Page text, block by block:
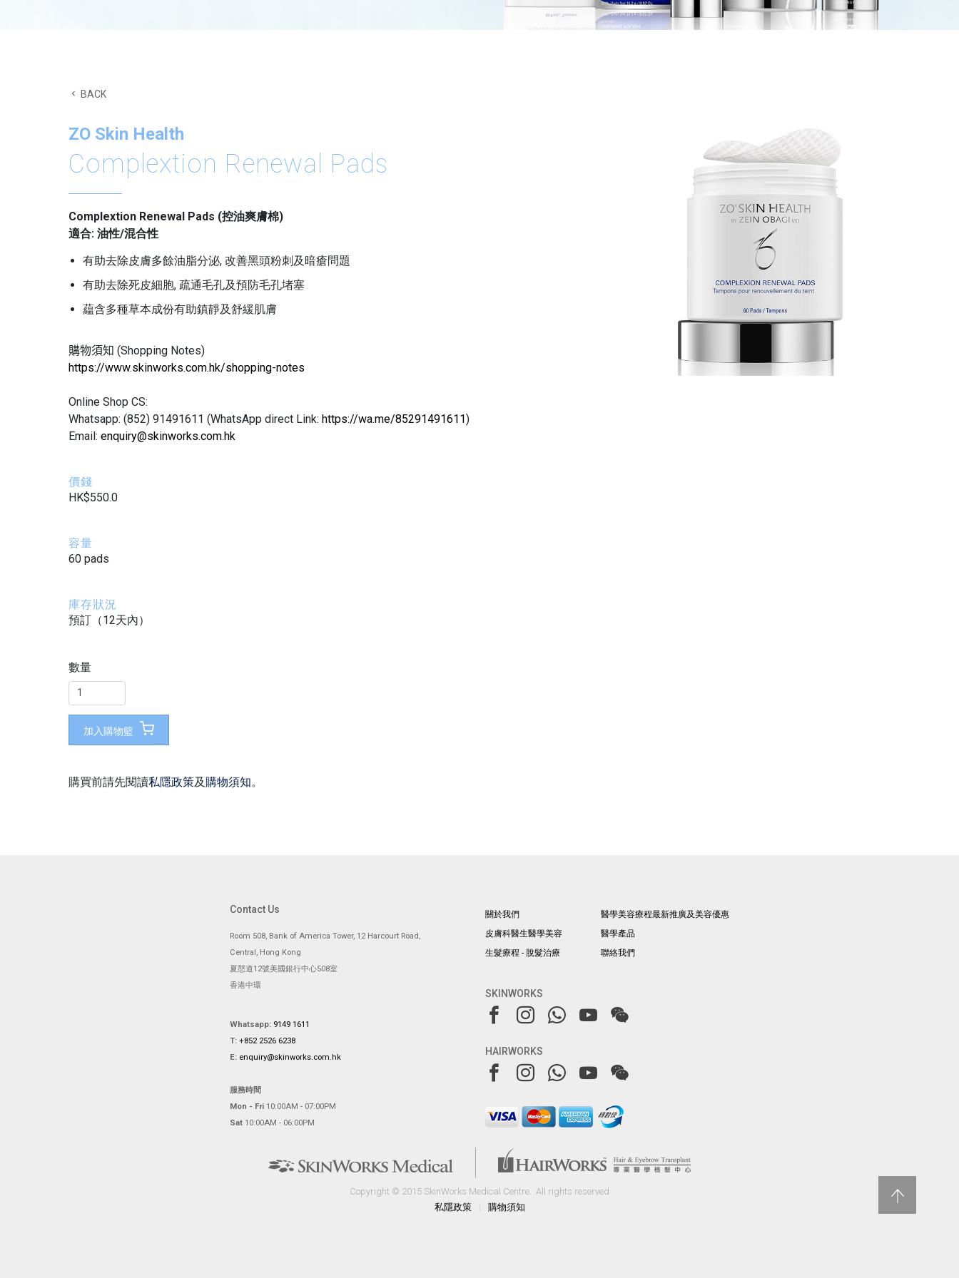
BACK
ZO Skin Health
Complextion Renewal Pads
Complextion Renewal Pads (控油爽膚棉)
適合: 油性/混合性
有助去除皮膚多餘油脂分泌, 改善黑頭粉刺及暗瘡問題
有助去除死皮細胞, 疏通毛孔及預防毛孔堵塞
藴含多種草本成份有助鎮靜及舒緩肌膚
購物須知 (Shopping Notes)
https://www.skinworks.com.hk/shopping-notes
Online Shop CS:
Whatsapp: (852) 91491611 (WhatsApp direct Link: https://wa.me/85291491611)
Email: enquiry@skinworks.com.hk
價錢
HK$550.0
容量
60 pads
庫存狀況
預訂（12天內）
數量
加入購物籃
購買前請先閱讀私隱政策及購物須知。
Contact Us
Room 508, Bank of America Tower, 12 Harcourt Road,
Central, Hong Kong
夏慤道12號美國銀行中心508室
香港中環
Whatsapp: 9149 1611
T: +852 2526 6238
E: enquiry@skinworks.com.hk
服務時間
Mon - Fri 10:00AM - 07:00PM
Sat 10:00AM - 06:00PM
關於我們
皮膚科醫生醫學美容
生髮療程 - 脫髮治療
醫學美容療程最新推廣及美容優惠
醫學產品
聯絡我們
SKINWORKS
HAIRWORKS
Copyright © 2015 SkinWorks Medical Centre. All rights reserved
私隱政策
購物須知